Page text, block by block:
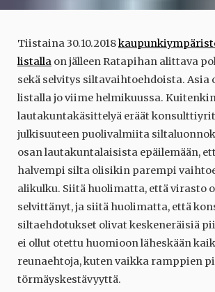
Tiistaina 30.10.2018
listalla on jälleen Ratapihan alittava
sekä selvitys siltavaihtoehdoista. Asia
listalla jo viime helmikuussa.
lautakuntakäsittelyä eräät
julkisuuteen puolivalmiita
osan lautakuntalaisista epäilemään,
halvempi silta olisikin parempi
alikulku. Siitä huolimatta, että virasto
selvittänyt, ja siitä huolimatta, että
siltaehdotukset olivat keskeneräisiä
ei ollut otettu huomioon läheskään
reunaehtoja, kuten vaikka ramppien
törmäyskestävyyttä.